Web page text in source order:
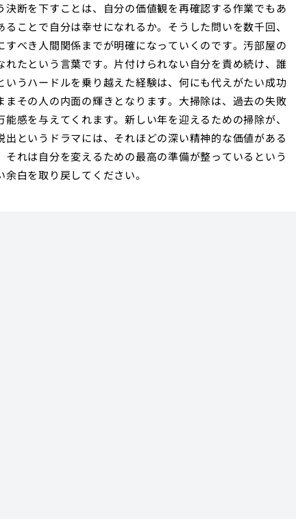
断を下すことは、自分の価値観を再確認する作業でもあ
ことで自分は幸せになれるか。そうした問いを数千回、
べき人間関係までが明確になっていくのです。汚部屋の
たという言葉です。片付けられない自分を責め続け、誰
うハードルを乗り越えた経験は、何にも代えがたい成功
その人の内面の輝きとなります。大掃除は、過去の失敗
感を与えてくれます。新しい年を迎えるための掃除が、
というドラマには、それほどの深い精神的な価値がある
れは自分を変えるための最高の準備が整っているという
白を取り戻してください。